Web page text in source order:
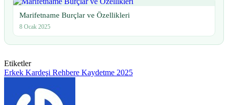
Marifetname Burçlar ve Özellikleri
8 Ocak 2025
Etiketler
Erkek Kardeşi Rehbere Kaydetme 2025